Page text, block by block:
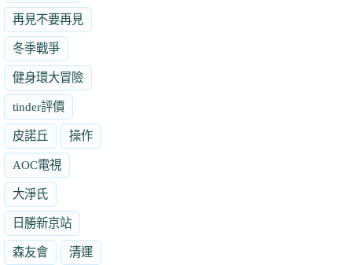
再見不要再見
冬季戰爭
健身環大冒險
tinder評價
皮諾丘 操作
AOC電視
大淨氏
日勝新京站
森友會 清運